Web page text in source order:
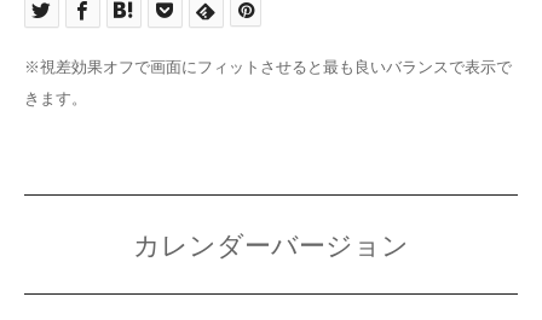
※視差効果オフで画面にフィットさせると最も良いバランスで表示で
きます。
カレンダーバージョン